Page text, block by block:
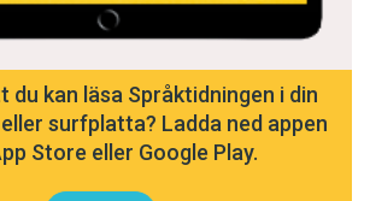
du kan läsa Språktidningen i din
surfplatta? Ladda ned appen
Store eller Google Play.